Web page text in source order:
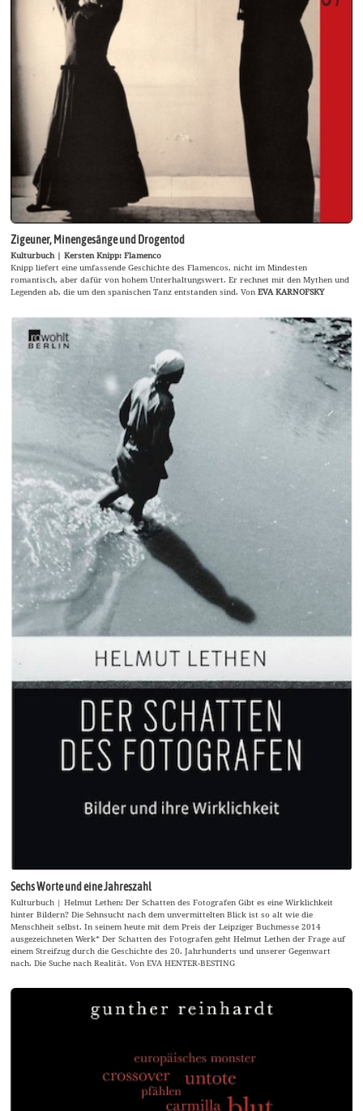
Zigeuner, Minengesänge und Drogentod
Kulturbuch | Kersten Knipp: Flamenco
Knipp liefert eine umfassende Geschichte des Flamencos, nicht im Mindesten
romantisch, aber dafür von hohem Unterhaltungswert. Er rechnet mit den Mythen und
Legenden ab, die um den spanischen Tanz entstanden sind. VonEVA KARNOFSKY
Sechs Worte und eine Jahreszahl
Kulturbuch | Helmut Lethen: Der Schatten des Fotografen Gibt es eine Wirklichkeit
hinter Bildern? Die Sehnsucht nach dem unvermittelten Blick ist so alt wie die
Menschheit selbst. In seinem heute mit dem Preis der Leipziger Buchmesse 2014
ausgezeichneten Werk* Der Schatten des Fotografen geht Helmut Lethen der Frage auf
einem Streifzug durch die Geschichte des 20. Jahrhunderts und unserer Gegenwart
nach. Die Suche nach Realität. Von EVA HENTER-BESTING